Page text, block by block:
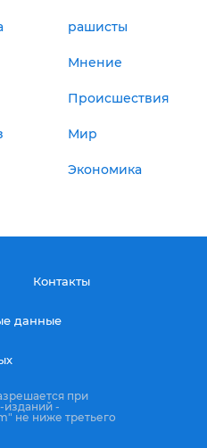
рашисты
Мнение
Происшествия
Мир
Экономика
Контакты
данные
при
изданий -
не ниже третьего